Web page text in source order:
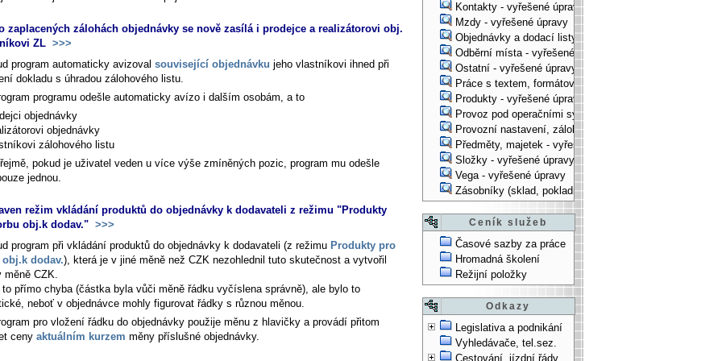
Kontakty - vyřešené úpravy
Mzdy - vyřešené úpravy
Objednávky a dodací listy - vyřešené úpravy
Odběrní místa - vyřešené úpravy
Ostatní - vyřešené úpravy
Práce s textem, formátování, ... - vyřešené úpravy
Produkty - vyřešené úpravy
Provoz pod operačními systémy, technologické věci -
Provozní nastavení, zálohování, instalace, ... -
Předměty, majetek - vyřešené úpravy
Složky - vyřešené úpravy
Vega - vyřešené úpravy
Zásobníky (sklad, pokladna, bank. účet) - vyřešené
Ceník služeb
Časové sazby za práce
Hromadná školení
Režijní položky
Odkazy
Legislativa a podnikání
Vyhledávače, tel.sez.
Cestování, jízdní řády
zaplacených zálohách objednávky se nově zasílá i prodejce a realizátorovi obj.
ZL >>>
program automaticky avizoval související objednávku jeho vlastníkovi ihned při
dokladu s úhradou zálohového listu.
programu odešle automaticky avízo i dalším osobám, a to
objednávky
objednávky
zálohového listu
pokud je uživatel veden u více výše zmíněných pozic, program mu odešle
jednou.
režim vkládání produktů do objednávky k dodavateli z režimu "Produkty
obj.k dodav." >>>
program při vkládání produktů do objednávky k dodavateli (z režimu Produkty pro
dodav.), která je v jiné měně než CZK nezohlednil tuto skutečnost a vytvořil
měně CZK.
to přímo chyba (částka byla vůči měně řádku vyčíslena správně), ale bylo to
neboť v objednávce mohly figurovat řádky s různou měnou.
pro vložení řádku do objednávky použije měnu z hlavičky a provádí přitom
ceny aktuálním kurzem měny příslušné objednávky.